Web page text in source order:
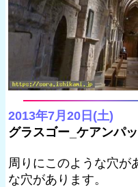
2013年7月20日(土)
グラスゴー_ケアンパ
周りにこのような穴が
な穴があります。